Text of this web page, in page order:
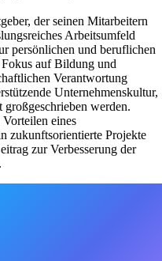
der seinen Mitarbeitern
Arbeitsumfeld
persönlichen und beruflichen
auf Bildung und
Verantwortung
Unternehmenskultur,
werden.
eines
zukunftsorientierte Projekte
zur Verbesserung der